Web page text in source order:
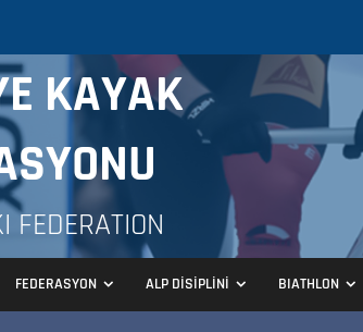
KAYAK
FEDERATION
FEDERASYON ALP DİSİPLİNİ BIATHLON